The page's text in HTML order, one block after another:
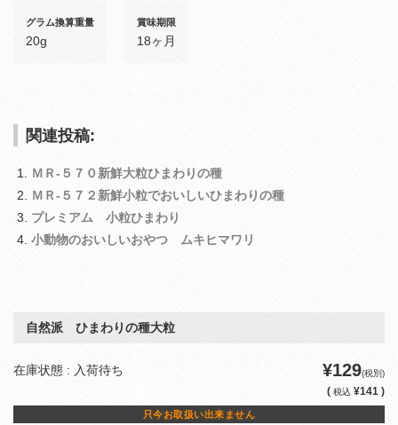
グラム換算重量
20g
賞味期限
18ヶ月
関連投稿:
ＭＲ‐５７０新鮮大粒ひまわりの種
ＭＲ‐５７２新鮮小粒でおいしいひまわりの種
プレミアム 小粒ひまわり
小動物のおいしいおやつ ムキヒマワリ
自然派 ひまわりの種大粒
在庫状態 : 入荷待ち ¥129(税別)
( 税込 ¥141 )
只今お取扱い出来ません